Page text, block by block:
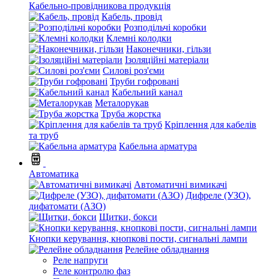
Кабельно-провідникова продукція
Кабель, провід
Розподільчі коробки
Клемні колодки
Наконечники, гільзи
Ізоляційні матеріали
Силові роз'єми
Труби гофровані
Кабельний канал
Металорукав
Труба жорстка
Кріплення для кабелів
та труб
Кабельна арматура
Автоматика
Автоматичні вимикачі
Дифреле (УЗО),
дифатомати (АЗО)
Щитки, бокси
Кнопки керування, кнопкові пости, сигнальні лампи
Релейне обладнання
Реле напруги
Реле контролю фаз